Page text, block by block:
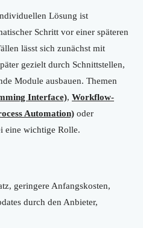
Lösung ist
Schritt vor einer späteren
lässt sich zunächst mit
gezielt durch Schnittstellen,
Module ausbauen. Themen
Interface), Workflow-
Automation) oder
eine wichtige Rolle.
geringere Anfangskosten,
durch den Anbieter,